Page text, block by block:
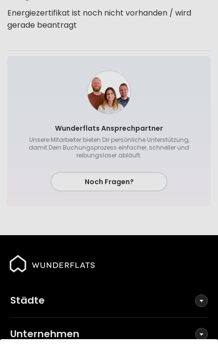
Energiezertifikat ist noch nicht vorhanden / wird
gerade beantragt
Wunderflats Ansprechpartner
Unsere Mitarbeiter bieten Dir persönliche Unterstützung,
damit Dein Buchungsprozess einfacher, schneller und
reibungsloser abläuft.
Noch Fragen?
Städte
Unternehmen